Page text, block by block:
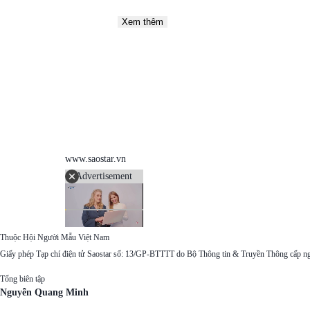
Xem thêm
www.saostar.vn
Advertisement
Thuộc Hội Người Mẫu Việt Nam
Giấy phép Tạp chí điện tử Saostar số: 13/GP-BTTTT do Bộ Thông tin & Truyền Thông cấp
Tổng biên tập
Nguyễn Quang Minh